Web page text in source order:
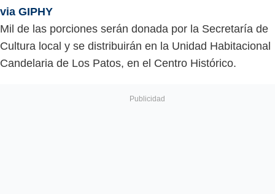
via GIPHY
Mil de las porciones serán donada por la Secretaría de
Cultura local y se distribuirán en la Unidad Habitacional
Candelaria de Los Patos, en el Centro Histórico.